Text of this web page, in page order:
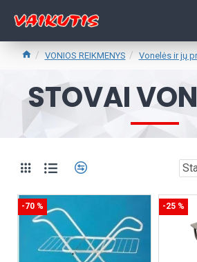
VONIOS REIKMENYS Vonelės ir jų
STOVAI
-70 % -25 %